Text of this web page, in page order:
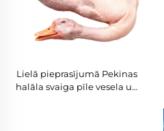
Lielā pieprasījumā Pekinas
halāla svaiga pīle vesela un